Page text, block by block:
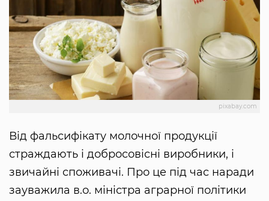
pixabay.com
Від фальсифікату молочної продукції
страждають і добросовісні виробники, і
звичайні споживачі. Про це під час наради
зауважила в.о. міністра аграрної політики